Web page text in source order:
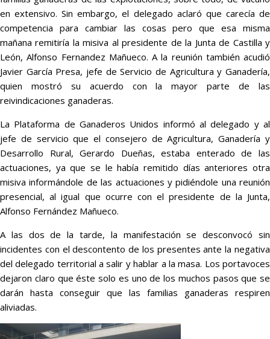
en extensivo. Sin embargo, el delegado aclaró que carecía de
competencia para cambiar las cosas pero que esa misma
mañana remitiría la misiva al presidente de la Junta de Castilla y
León, Alfonso Fernandez Mañueco. A la reunión también acudió
Javier García Presa, jefe de Servicio de Agricultura y Ganadería,
quien mostró su acuerdo con la mayor parte de las
reivindicaciones ganaderas.
La Plataforma de Ganaderos Unidos informó al delegado y al
jefe de servicio que el consejero de Agricultura, Ganadería y
Desarrollo Rural, Gerardo Dueñas, estaba enterado de las
actuaciones, ya que se le había remitido días anteriores otra
misiva informándole de las actuaciones y pidiéndole una reunión
presencial, al igual que ocurre con el presidente de la Junta,
Alfonso Fernández Mañueco.
A las dos de la tarde, la manifestación se desconvocó sin
incidentes con el descontento de los presentes ante la negativa
del delegado territorial a salir y hablar a la masa. Los portavoces
dejaron claro que éste solo es uno de los muchos pasos que se
darán hasta conseguir que las familias ganaderas respiren
aliviadas.